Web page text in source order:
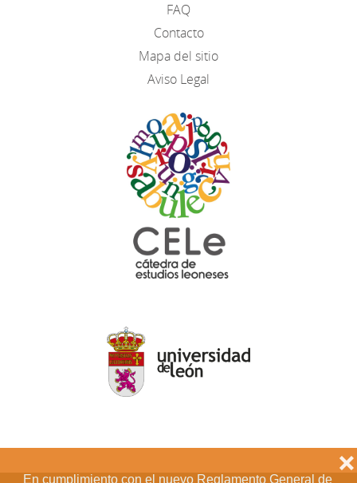
En cumplimiento con el nuevo Reglamento General de
❌
FAQ
Contacto
Mapa del sitio
Aviso Legal